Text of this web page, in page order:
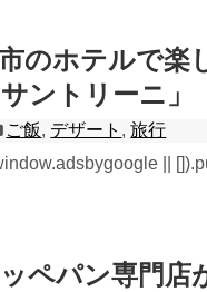
のホテルで楽
ントリーニ」
ご飯, デザート ,旅行
||
ペパン専門店